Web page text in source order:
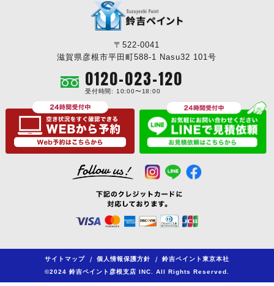
〒522-0041
滋賀県彦根市平田町588-1 Nasu32 101号
0120-023-120
受付時間: 10:00〜18:00
サイトマップ / 個人情報保護方針 /
鈴吉ペイント東京本社
©2024 鈴吉ペイント彦根支店 INC. All Rights Reserved.